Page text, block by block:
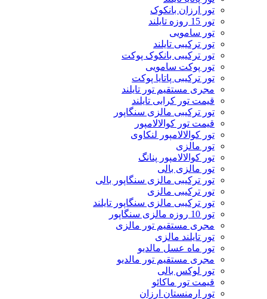
تور ارزان بانکوک
تور 15 روزه تایلند
تور سامویی
تور ترکیبی تایلند
تور ترکیبی بانکوک پوکت
تور پوکت سامویی
تور ترکیبی پاتایا پوکت
مجری مستقیم تور تایلند
قیمت تور کرابی تایلند
تور ترکیبی مالزی سنگاپور
قیمت تور کوالالامپور
تور کوالالامپور لنکاوی
تور مالزی
تور کوالالامپور پنانگ
تور مالزی بالی
تور ترکیبی مالزی سنگاپور بالی
تور ترکیبی مالزی
تور ترکیبی مالزی سنگاپور تایلند
تور 10 روزه مالزی سنگاپور
مجری مستقیم تور مالزی
تور تایلند مالزی
تور ماه عسل مالدیو
مجری مستقیم تور مالدیو
تور لوکس بالی
قیمت تور ماکائو
تور ارمنستان ارزان